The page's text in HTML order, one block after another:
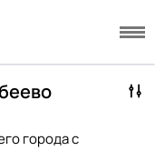
города с